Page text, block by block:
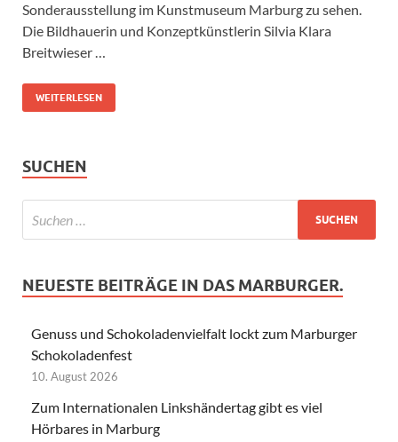
Sonderausstellung im Kunstmuseum Marburg zu sehen.
Die Bildhauerin und Konzeptkünstlerin Silvia Klara
Breitwieser …
WEITERLESEN
SUCHEN
NEUESTE BEITRÄGE IN DAS MARBURGER.
Genuss und Schokoladenvielfalt lockt zum Marburger
Schokoladenfest
10. August 2026
Zum Internationalen Linkshändertag gibt es viel
Hörbares in Marburg